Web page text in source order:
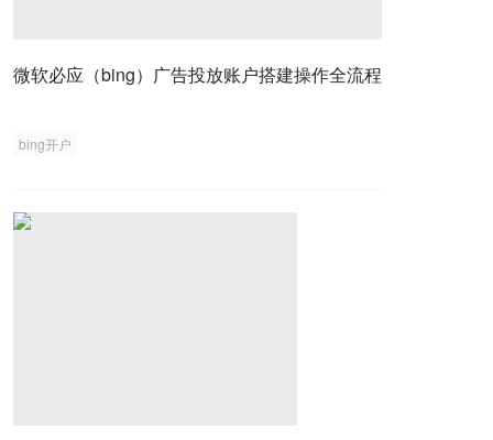
微软必应（bing）广告投放账户搭建操作全流程
bing开户